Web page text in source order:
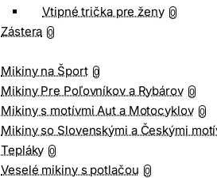
Vtipné trička pre ženy 0
Zástera 0
Mikiny na Šport 0
Mikiny Pre Poľovníkov a Rybárov 0
Mikiny s motívmi Aut a Motocyklov 0
Mikiny so Slovenskými a Českými
Tepláky 0
Veselé mikiny s potlačou 0